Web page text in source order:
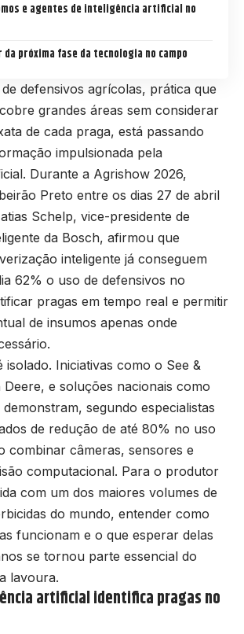
e agentes de inteligência artificial no
da próxima fase da tecnologia no campo
defensivos agrícolas, prática que
grandes áreas sem considerar
de cada praga, está passando
impulsionada pela
Durante a Agrishow 2026,
Preto entre os dias 27 de abril
Schelp, vice-presidente de
da Bosch, afirmou que
inteligente já conseguem
62% o uso de defensivos no
pragas em tempo real e permitir
de insumos apenas onde
isolado. Iniciativas como o See &
e soluções nacionais como
segundo especialistas
de redução de até 80% no uso
combinar câmeras, sensores e
computacional. Para o produtor
com um dos maiores volumes de
do mundo, entender como
funcionam e o que esperar delas
se tornou parte essencial do
lavoura.
artificial identifica pragas no